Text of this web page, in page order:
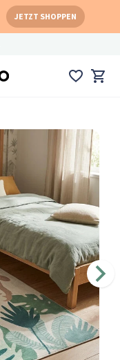
JETZT SHOPPEN